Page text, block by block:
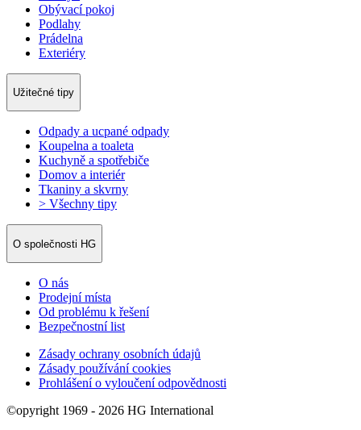
Obývací pokoj
Podlahy
Prádelna
Exteriéry
Užitečné tipy
Odpady a ucpané odpady
Koupelna a toaleta
Kuchyně a spotřebiče
Domov a interiér
Tkaniny a skvrny
> Všechny tipy
O společnosti HG
O nás
Prodejní místa
Od problému k řešení
Bezpečnostní list
Zásady ochrany osobních údajů
Zásady používání cookies
Prohlášení o vyloučení odpovědnosti
©opyright 1969 - 2026 HG International